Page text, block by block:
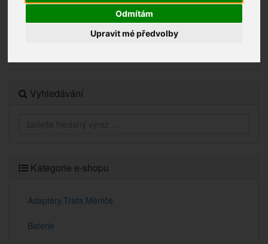
Odmítám
Upravit mé předvolby
Novinky
Vyhledávání
Kategorie e-shopu
Adaptéry,Trafa,Měniče
Baterie